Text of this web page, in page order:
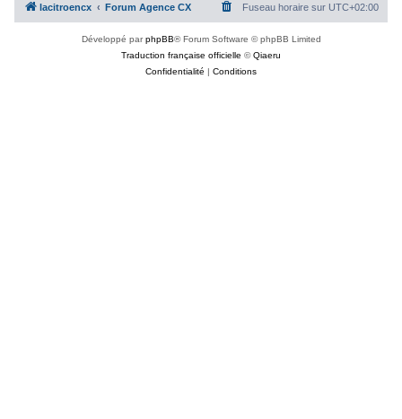
lacitroencx Forum Agence CX Fuseau horaire sur UTC+02:00
Développé parphpBB® Forum Software © phpBB Limited
Traduction française officielle ©Qiaeru
Confidentialité | Conditions